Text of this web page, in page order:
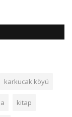
karkucak köyü
kitap